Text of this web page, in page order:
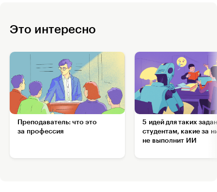
Это интересно
Преподаватель: что это
за профессия
5 идей для таких
студентам, какие за
не выполнит ИИ